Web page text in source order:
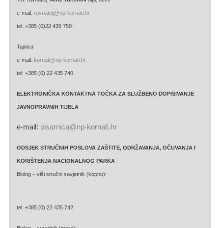
e-mail: ravnatelj@np-kornati.hr
tel: +385 (0)22 435 750
Tajnica
e-mail: kornati@np-kornati.hr
tel: +385 (0) 22 435 740
ELEKTRONIČKA KONTAKTNA TOČKA ZA SLUŽBENO DOPISIVANJE
JAVNOPRAVNIH TIJELA
e-mail: pisarnica@np-kornati.hr
ODSJEK STRUČNIH POSLOVA ZAŠTITE, ODRŽAVANJA, OČUVANJA I
KORIŠTENJA NACIONALNOG PARKA
Biolog – viši stručni savjetnik (kopno):
tel: +385 (0) 22 435 742